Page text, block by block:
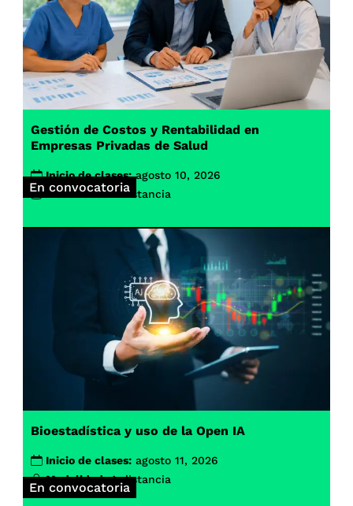
En convocatoria
Gestión de Costos y Rentabilidad en
Empresas Privadas de Salud
Inicio de clases: agosto 10, 2026
Modalidad: A distancia
En convocatoria
Bioestadística y uso de la Open IA
Inicio de clases: agosto 11, 2026
Modalidad: A distancia